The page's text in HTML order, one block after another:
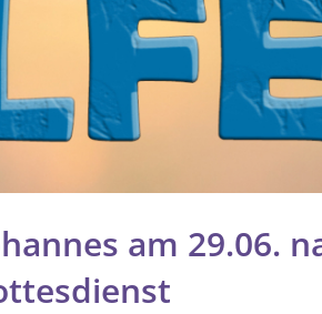
am 29.06.